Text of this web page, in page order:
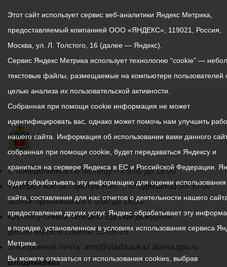
График
работы
администрации
местного
самоуправления
города
Владикавказ:
С понедельника по пятницу – с 9.00 до 18.00
Телефон контакт-центра АМС г. Владикавказ30-30-30
звонки принимаются с 9:00 до 18:00
Круглосуточный телефон Единой дежурной
диспетчерской службы53-19-19
Электронная почта: ams@vladikavkaz.alania.gov.ru
Владикавказ
Этот сайт использует сервис веб-аналитики Яндекс Метрика,
предоставляемый компанией ООО «ЯНДЕКС», 119021, Россия,
Москва, ул. Л. Толстого, 16 (далее — Яндекс).
Сервис Яндекс Метрика использует технологию “cookie” —
текстовые файлы, размещаемые на компьютере пользователей
целью анализа их пользовательской активности.
Собранная при помощи cookie информация не может
идентифицировать вас, однако может помочь нам улучшить
нашего сайта. Информация об использовании вами данного
собранная при помощи cookie, будет передаваться Яндексу и
храниться на сервере Яндекса в ЕС и Российской Федерации.
будет обрабатывать эту информацию для оценки
сайта, составления для нас отчетов о деятельности нашего
предоставления других услуг. Яндекс обрабатывает эту
в порядке, установленном в условиях использования сервиса
Метрика.
Вы можете отказаться от использования cookies, выбрав